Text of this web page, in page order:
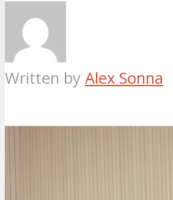
Written by Alex Sonna